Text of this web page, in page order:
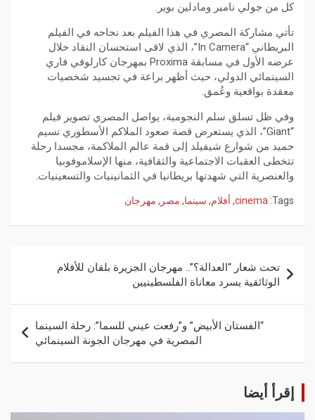
كل من جولي نامير ومادلين بوير.
تأتي مشاركة المصري في هذا الفيلم بعد نجاحه في الفيلم
البريطاني “In Camera”، الذي لاقى استحسان النقاد خلال
عرضه الأول في مسابقة Proxima بمهرجان كارلوفي فاري
السينمائي الدولي، حيث أظهر براعة في تجسيد شخصيات
معقدة بواقعية وعُمق.
وفي ظل تسلق سلم النجومية، يواصل المصري تصوير فيلم
“Giant”، الذي يستعرض قصة صعود الملاكم الأسطوري نسيم
حميد من شوارع شيفيلد إلى قمة عالم الملاكمة، مجسدا رحلة
تتخطى العقبات الاجتماعية والثقافية، منها الإسلاموفوبيا
والعنصرية التي شهدتها بريطانيا في الثمانينيات والتسعينيات.
Tags:
cinema
, أفلام, سينما, مصر , مهرجان
تحت شعار “العدالة؟”.. مهرجان الجزيرة بلقان للأفلام
الوثائقية يسرد معاناة الفلسطينيين
“الفستان الأبيض” و”رفعت عيني للسما”: رحلة السينما
المصرية في مهرجان الجونة السينمائي
إقرأ أيضا